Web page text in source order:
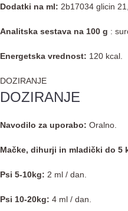
Dodatki na ml: 2b17034 glicin
Analitska sestava na 100 g :
Energetska vrednost: 120 kcal.
DOZIRANJE
DOZIRANJE
Navodilo za uporabo: Oralno.
Mačke, dihurji in mladički do 5
Psi 5-10kg: 2 ml / dan.
Psi 10-20kg: 4 ml / dan.